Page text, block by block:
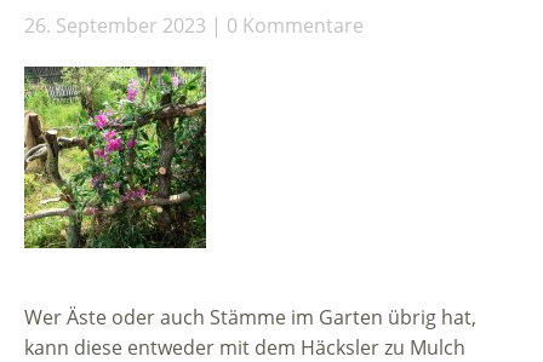
26. September 2023 0 Kommentare
Wer Äste oder auch Stämme im Garten übrig hat,
kann diese entweder mit dem Häcksler zu Mulch